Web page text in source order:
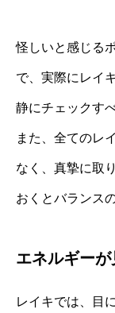
怪しいと感じる
で、実際にレイ
静にチェックす
また、全てのレ
なく、真摯に取
おくとバランス
エネルギー
レイキでは、目